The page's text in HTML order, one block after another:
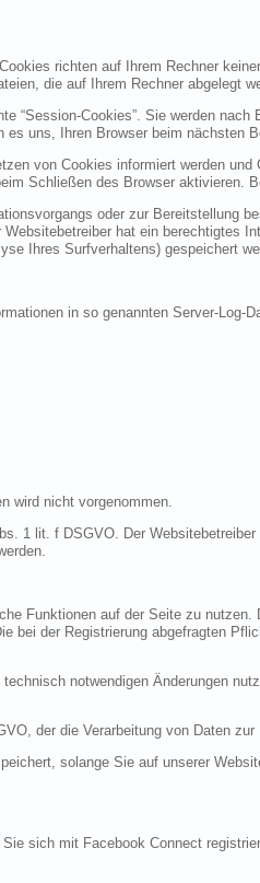
richten auf Ihrem Rechner
die auf Ihrem Rechner abgelegt
“Session-Cookies”. Sie werden
uns, Ihren Browser beim nächsten
von Cookies informiert werden
Schließen des Browser
oder zur Bereitstellung
hat ein berechtigtes
Ihres Surfverhaltens) gespeichert
in so genannten Server-
wird nicht vorgenommen.
1 lit. f DSGVO. Der
Funktionen auf der Seite zu
bei der Registrierung abgefragten
notwendigen Änderungen
der die Verarbeitung von Daten
solange Sie auf unserer
sich mit Facebook Connect